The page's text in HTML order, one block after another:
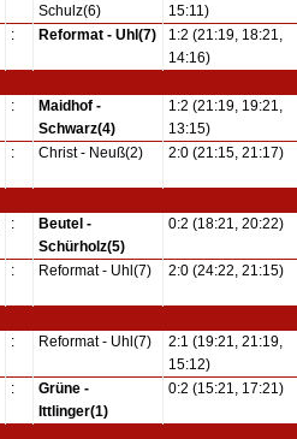
Schulz(6)
15:11)
: Reformat - Uhl(7)
1:2 (21:19, 18:21,
14:16)
:
Maidhof -
Schwarz(4)
1:2 (21:19, 19:21,
13:15)
: Christ - Neuß(2) 2:0 (21:15, 21:17)
:
Beutel -
Schürholz(5)
0:2 (18:21, 20:22)
: Reformat - Uhl(7) 2:0 (24:22, 21:15)
: Reformat - Uhl(7)
2:1 (19:21, 21:19,
15:12)
:
Grüne -
Ittlinger(1)
0:2 (15:21, 17:21)